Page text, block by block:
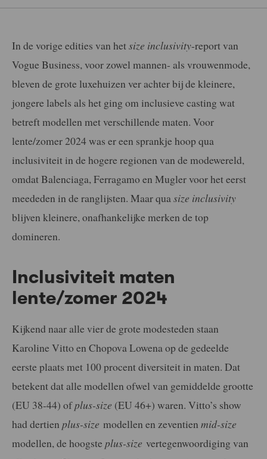
In de vorige edities van hetsize inclusivity-report van
Vogue Business, voor zowel mannen- als vrouwenmode,
bleven de grote luxehuizen ver achter bij de kleinere,
jongere labels als het ging om inclusieve casting wat
betreft modellen met verschillende maten. Voor
lente/zomer 2024 was er een sprankje hoop qua
inclusiviteit in de hogere regionen van de modewereld,
omdat Balenciaga, Ferragamo en Mugler voor het eerst
meededen in de ranglijsten. Maar qua size inclusivity
blijven kleinere, onafhankelijke merken de top
domineren.
Inclusiviteit maten
lente/zomer 2024
Kijkend naar alle vier de grote modesteden staan
Karoline Vitto en Chopova Lowena op de gedeelde
eerste plaats met 100 procent diversiteit in maten. Dat
betekent dat alle modellen ofwel van gemiddelde grootte
(EU 38-44) ofplus-size (EU 46+) waren. Vitto’s show
had dertien plus-size modellen en zeventien mid-size
modellen, de hoogste plus-size vertegenwoordiging van